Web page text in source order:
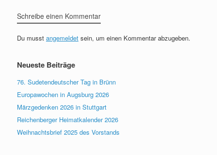
Schreibe einen Kommentar
Du musst angemeldet sein, um einen Kommentar abzugeben.
Neueste Beiträge
76. Sudetendeutscher Tag in Brünn
Europawochen in Augsburg 2026
Märzgedenken 2026 in Stuttgart
Reichenberger Heimatkalender 2026
Weihnachtsbrief 2025 des Vorstands